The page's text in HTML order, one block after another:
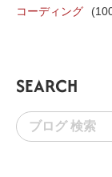
コーディング
SEARCH